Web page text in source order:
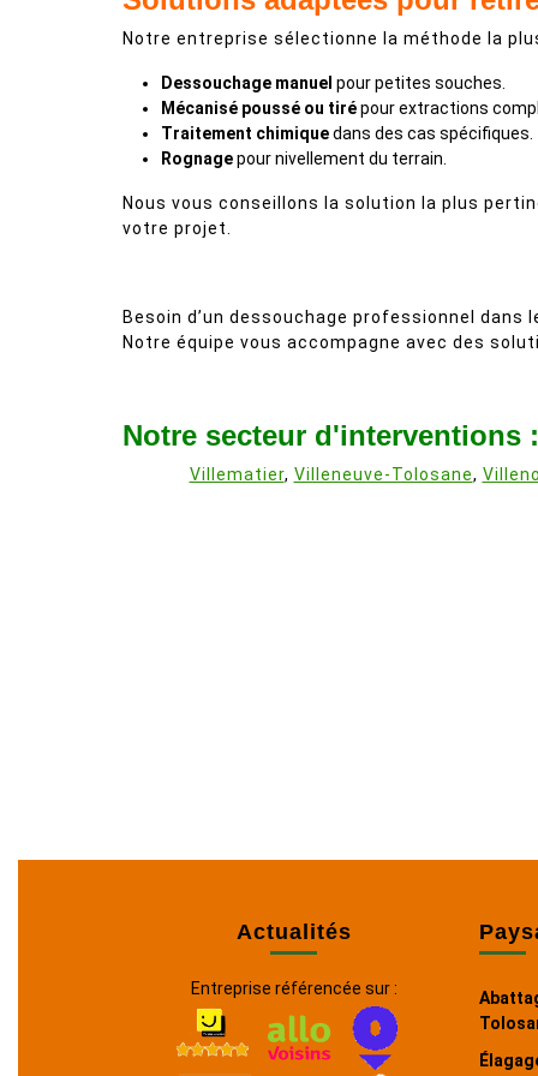
Notre entreprise sélectionne la méthode la
Dessouchage manuel pour petites souches.
Mécanisé poussé ou tirépour extractions
Traitement chimiquedans des cas spécifiques.
Rognagepour nivellement du terrain.
Nous vous conseillons la solution la plus
votre projet.
Besoin d’un dessouchage professionnel dans
Notre équipe vous accompagne avec des
Notre secteur d'interventions :
Villematier, Villeneuve-Tolosane,
Actualités
Entreprise référencée sur :